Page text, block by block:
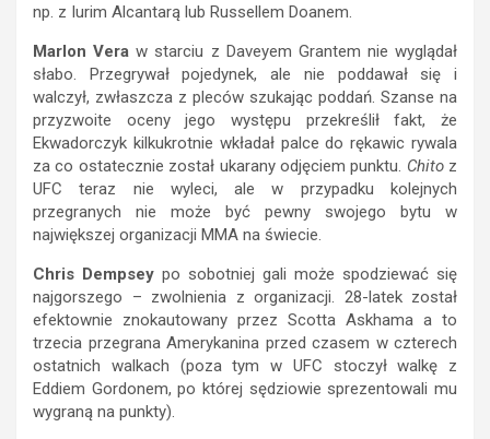
np. z Iurim Alcantarą lub Russellem Doanem.
Marlon Vera w starciu z Daveyem Grantem nie wyglądał
słabo. Przegrywał pojedynek, ale nie poddawał się i
walczył, zwłaszcza z pleców szukając poddań. Szanse na
przyzwoite oceny jego występu przekreślił fakt, że
Ekwadorczyk kilkukrotnie wkładał palce do rękawic rywala
za co ostatecznie został ukarany odjęciem punktu. Chitoz
UFC teraz nie wyleci, ale w przypadku kolejnych
przegranych nie może być pewny swojego bytu w
największej organizacji MMA na świecie.
Chris Dempsey po sobotniej gali może spodziewać się
najgorszego – zwolnienia z organizacji. 28-latek został
efektownie znokautowany przez Scotta Askhama a to
trzecia przegrana Amerykanina przed czasem w czterech
ostatnich walkach (poza tym w UFC stoczył walkę z
Eddiem Gordonem, po której sędziowie sprezentowali mu
wygraną na punkty).